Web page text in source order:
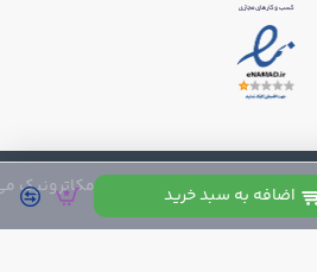
اضافه به سبد خرید
ولتاژ تغذیه این بلوک ها 12 ولت است و جریان آن ها بسته به